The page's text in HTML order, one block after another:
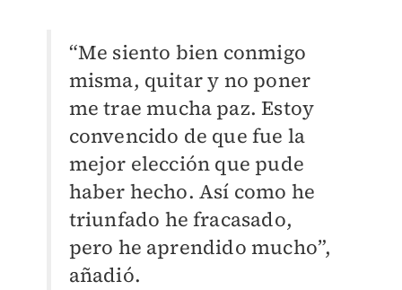
“Me siento bien conmigo
misma, quitar y no poner
me trae mucha paz. Estoy
convencido de que fue la
mejor elección que pude
haber hecho. Así como he
triunfado he fracasado,
pero he aprendido mucho”,
añadió.